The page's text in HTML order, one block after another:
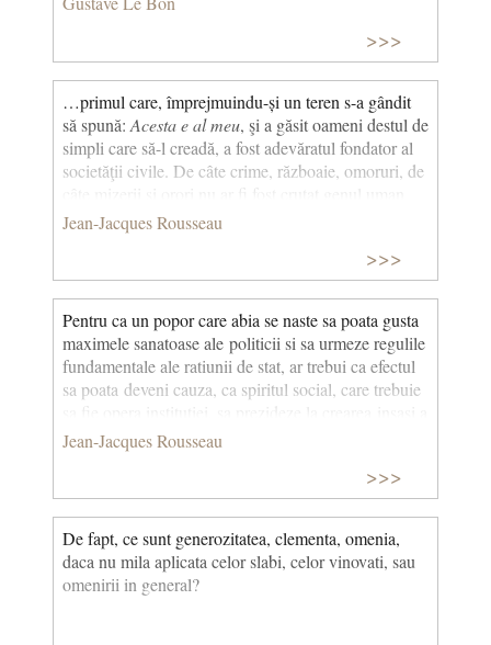
>>>
…primul care, împrejmuindu-și un teren s-a gândit
să spună: Acesta e al meu, şi a găsit oameni destul de
simpli care să-l creadă, a fost adevăratul fondator al
societăţii civile. De câte crime, războaie, omoruri, de
dacă acela care smulgând ţăruşii sau acoperind şanţul
cu pământ, ar fi strigat: “Feriți- vă de a da ascultare
acestui impostor. Sunteţi pierduţi dacă uitaţi că
roadele sunt ale tuturor şi pământul nu este al
nimănui”. (Discurs asupra inegalităţii dintre oameni)
Jean-Jacques Rousseau
>>>
Pentru ca un popor care abia se naste sa poata gusta
maximele sanatoase ale politicii si sa urmeze regulile
fundamentale ale ratiunii de stat, ar trebui ca efectul
sa poata deveni cauza, ca spiritul social, care trebuie
acestei institutii; si ca oamenii sa fie, inainte de a
exista legi, ceea ce trebuie sa fie datorita legilor.
Jean-Jacques Rousseau
>>>
De fapt, ce sunt generozitatea, clementa, omenia,
daca nu mila aplicata celor slabi, celor vinovati, sau
omenirii in general?